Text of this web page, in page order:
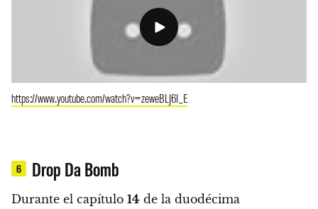
https://www.youtube.com/watch?v=zeweBLJ6I_E
6 Drop Da Bomb
Durante el capítulo 14 de la duodécima